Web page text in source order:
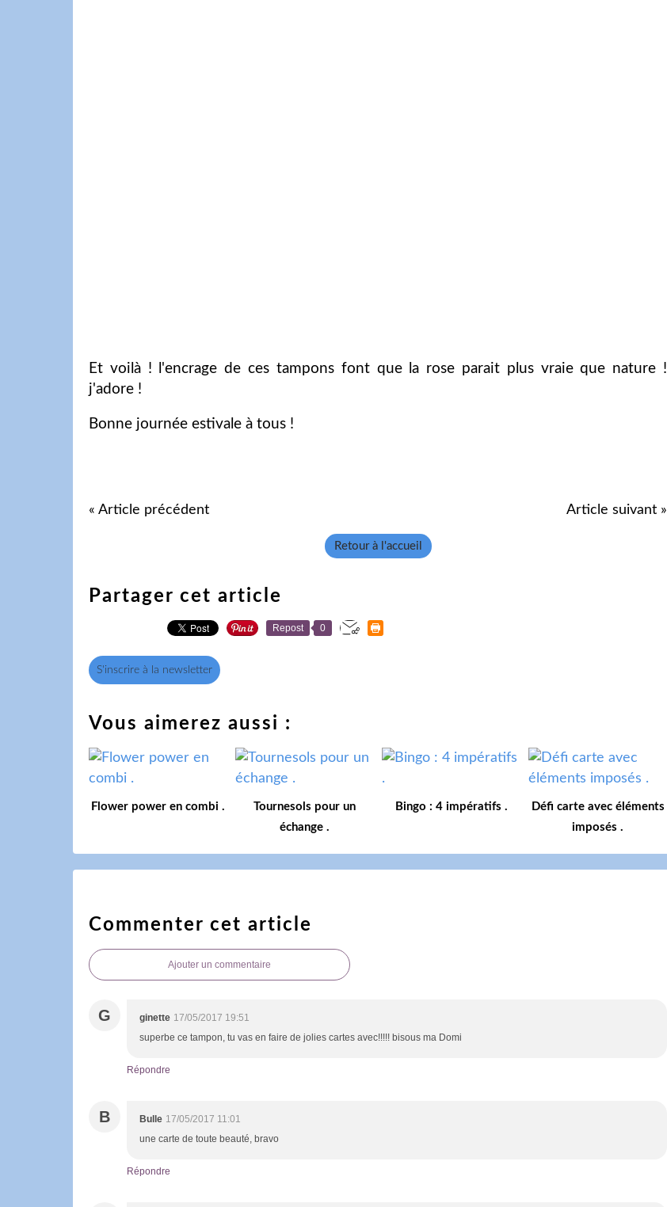
Et voilà ! l'encrage de ces tampons font que la rose parait plus vraie que nature !
j'adore !
Bonne journée estivale à tous !
« Article précédent Article suivant »
Retour à l'accueil
Partager cet article
Repost 0
S'inscrire à la newsletter
Vous aimerez aussi :
Flower power en combi .
Tournesols pour un
échange .
Bingo : 4 impératifs .
Défi carte avec éléments
imposés .
Commenter cet article
Ajouter un commentaire
G ginette 17/05/2017 19:51
superbe ce tampon, tu vas en faire de jolies cartes avec!!!!! bisous ma Domi
Répondre
B Bulle 17/05/2017 11:01
une carte de toute beauté, bravo
Répondre